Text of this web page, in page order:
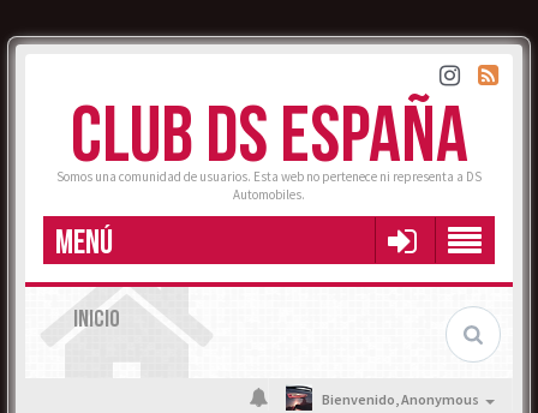
CLUB DS ESPAÑA
Somos una comunidad de usuarios. Esta web no pertenece ni representa a DS
Automobiles.
MENÚ
INICIO
Bienvenido,Anonymous